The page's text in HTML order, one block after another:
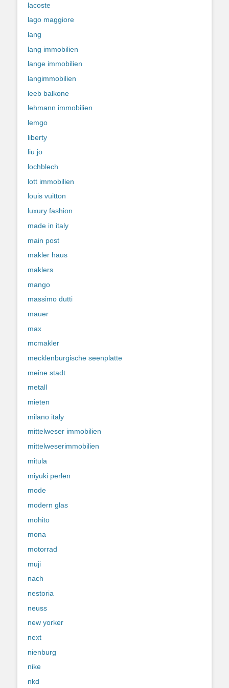
lacoste
lago maggiore
lang
lang immobilien
lange immobilien
langimmobilien
leeb balkone
lehmann immobilien
lemgo
liberty
liu jo
lochblech
lott immobilien
louis vuitton
luxury fashion
made in italy
main post
makler haus
maklers
mango
massimo dutti
mauer
max
mcmakler
mecklenburgische seenplatte
meine stadt
metall
mieten
milano italy
mittelweser immobilien
mittelweserimmobilien
mitula
miyuki perlen
mode
modern glas
mohito
mona
motorrad
muji
nach
nestoria
neuss
new yorker
next
nienburg
nike
nkd